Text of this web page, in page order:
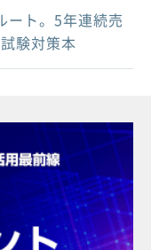
ート。5年連続売
験対策本